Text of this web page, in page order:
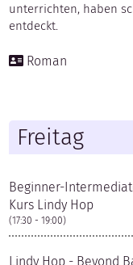
unterrichten, haben
entdeckt.
Roman
Freitag
Beginner-
Kurs Lindy Hop
(17:30 - 19:00)
Lindy Hop - Beyond